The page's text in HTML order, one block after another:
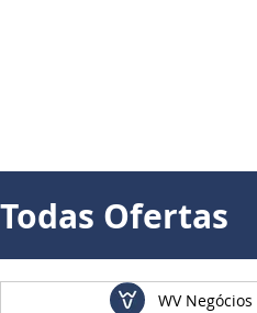
Todas Ofertas
WV Negócios